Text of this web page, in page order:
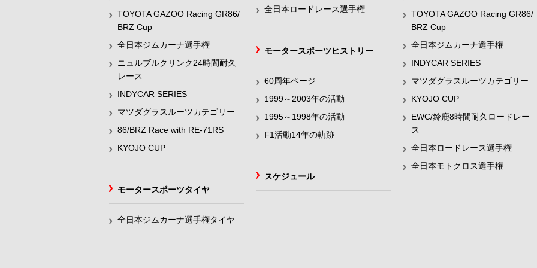
TOYOTA GAZOO Racing GR86/
BRZ Cup
全日本ジムカーナ選手権
ニュルブルクリンク24時間耐久
レース
INDYCAR SERIES
マツダグラスルーツカテゴリー
86/BRZ Race with RE-71RS
KYOJO CUP
全日本ロードレース選手権
TOYOTA GAZOO Racing GR86/
BRZ Cup
全日本ジムカーナ選手権
INDYCAR SERIES
マツダグラスルーツカテゴリー
KYOJO CUP
EWC/鈴鹿8時間耐久ロードレー
ス
全日本ロードレース選手権
全日本モトクロス選手権
モータースポーツヒストリー
60周年ページ
1999～2003年の活動
1995～1998年の活動
F1活動14年の軌跡
スケジュール
モータースポーツタイヤ
全日本ジムカーナ選手権タイヤ